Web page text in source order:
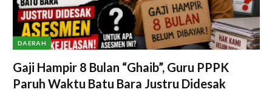
DAERAH
Gaji Hampir 8 Bulan “Ghaib”, Guru PPPK
Paruh Waktu Batu Bara Justru Didesak